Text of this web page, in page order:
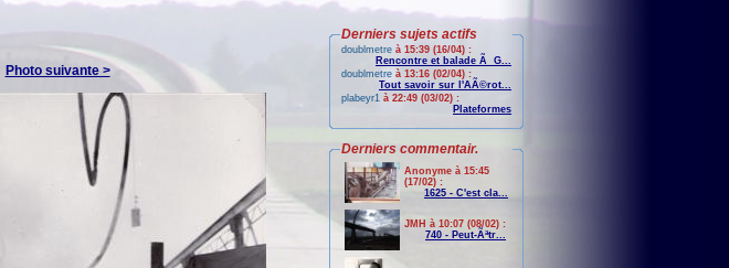
Photo suivante >
Derniers sujets actifs
doublmetre à 15:39 (16/04) :
Rencontre et balade Ã G...
doublmetre à 13:16 (02/04) :
Tout savoir sur l'AÃ©rot...
plabeyr1 à 22:49 (03/02) :
Plateformes
Derniers commentair.
Anonyme à 15:45
(17/02) :
1625 - C'est cla...
JMH à 10:07 (08/02) :
740 - Peut-Ãªtr...